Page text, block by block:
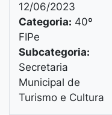
12/06/2023
Categoria: 40º
FIPe
Subcategoria:
Secretaria
Municipal de
Turismo e Cultura